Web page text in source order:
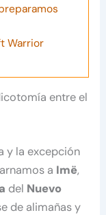
Warrior
entre el
y la excepción
a Imë,
del Nuevo
de alimañas y